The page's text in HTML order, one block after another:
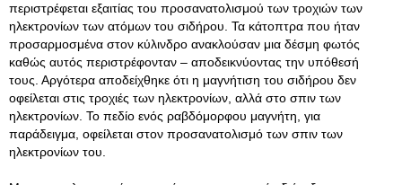
περιστρέφεται εξαιτίας του προσανατολισμού των τροχιών των
ηλεκτρονίων των ατόμων του σιδήρου. Τα κάτοπτρα που ήταν
προσαρμοσμένα στον κύλινδρο ανακλούσαν μια δέσμη φωτός
καθώς αυτός περιστρέφονταν – αποδεικνύοντας την υπόθεσή
τους. Αργότερα αποδείχθηκε ότι η μαγνήτιση του σιδήρου δεν
οφείλεται στις τροχιές των ηλεκτρονίων, αλλά στο σπιν των
ηλεκτρονίων. Το πεδίο ενός ραβδόμορφου μαγνήτη, για
παράδειγμα, οφείλεται στον προσανατολισμό των σπιν των
ηλεκτρονίων του.